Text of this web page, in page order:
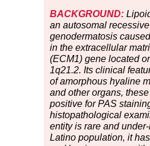
BACKGROUND:
an autosomal recessive
genodermatosis
in the extracellular
(ECM1) gene located
1q21.2. Its clinical
of amorphous hyaline
and other organs,
positive for PAS
histopathological
entity is rare and
Latino population, it